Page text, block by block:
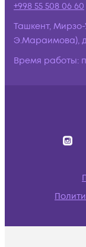
+998 55 508 06 60
Ташкент,
Э.Мараимова),
Время работы: